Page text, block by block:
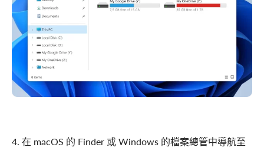
4. 在 macOS 的 Finder 或 Windows 的檔案總管中導航至